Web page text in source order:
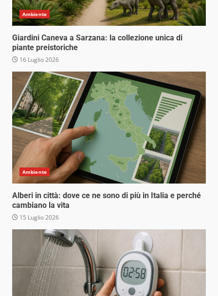
Ambiente
Giardini Caneva a Sarzana: la collezione unica di
piante preistoriche
16 Luglio 2026
Ambiente
Alberi in città: dove ce ne sono di più in Italia e perché
cambiano la vita
15 Luglio 2026